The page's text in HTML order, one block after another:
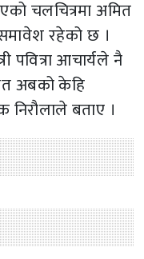
चलचित्रमा अमित
रहेको छ ।
पवित्रा आचार्यले नै
अबको केहि
निरौलाले बताए ।